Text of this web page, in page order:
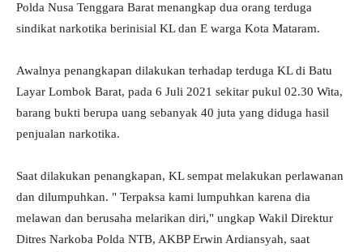
Polda Nusa Tenggara Barat menangkap dua orang terduga
sindikat narkotika berinisial KL dan E warga Kota Mataram.
Awalnya penangkapan dilakukan terhadap terduga KL di Batu
Layar Lombok Barat, pada 6 Juli 2021 sekitar pukul 02.30 Wita,
barang bukti berupa uang sebanyak 40 juta yang diduga hasil
penjualan narkotika.
Saat dilakukan penangkapan, KL sempat melakukan perlawanan
dan dilumpuhkan. " Terpaksa kami lumpuhkan karena dia
melawan dan berusaha melarikan diri," ungkap Wakil Direktur
Ditres Narkoba Polda NTB, AKBP Erwin Ardiansyah, saat